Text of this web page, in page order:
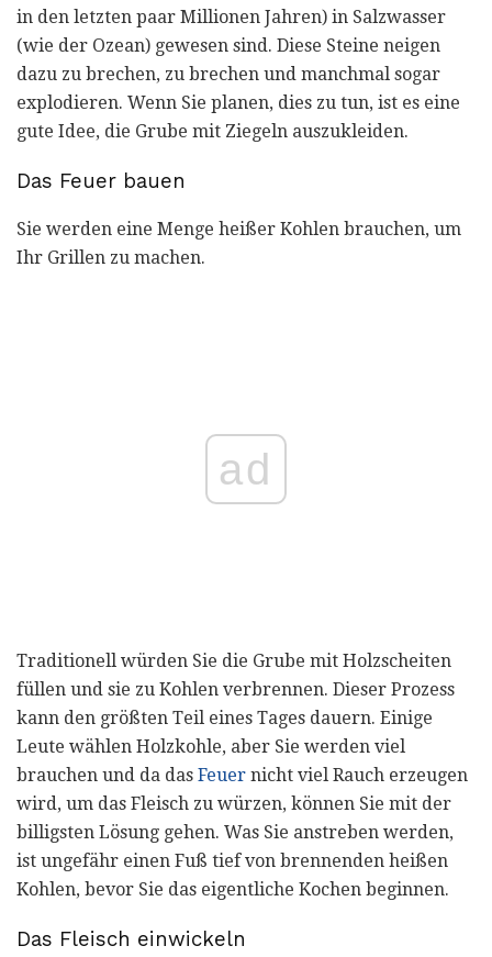
in den letzten paar Millionen Jahren) in Salzwasser
(wie der Ozean) gewesen sind. Diese Steine ​​neigen
dazu zu brechen, zu brechen und manchmal sogar
explodieren. Wenn Sie planen, dies zu tun, ist es eine
gute Idee, die Grube mit Ziegeln auszukleiden.
Das Feuer bauen
Sie werden eine Menge heißer Kohlen brauchen, um
Ihr Grillen zu machen.
ad
Traditionell würden Sie die Grube mit Holzscheiten
füllen und sie zu Kohlen verbrennen. Dieser Prozess
kann den größten Teil eines Tages dauern. Einige
Leute wählen Holzkohle, aber Sie werden viel
brauchen und da das Feuer nicht viel Rauch erzeugen
wird, um das Fleisch zu würzen, können Sie mit der
billigsten Lösung gehen. Was Sie anstreben werden,
ist ungefähr einen Fuß tief von brennenden heißen
Kohlen, bevor Sie das eigentliche Kochen beginnen.
Das Fleisch einwickeln